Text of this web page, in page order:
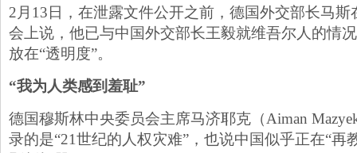
2月13日，在泄露文件公开之前，德国外交部长马
会上说，他已与中国外交部长王毅就维吾尔人的情
放在“透明度”。
“我为人类感到羞耻”
德国穆斯林中央委员会主席马济耶克（Aiman
录的是“21世纪的人权灾难”，也说中国似乎正在“再